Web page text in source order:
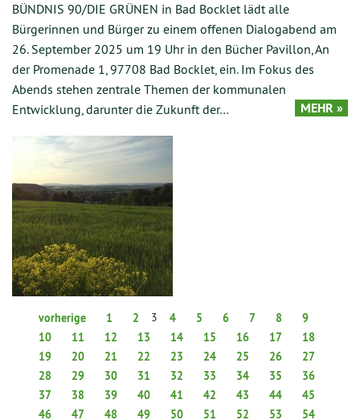
BÜNDNIS 90/DIE GRÜNEN in Bad Bocklet lädt alle
Bürgerinnen und Bürger zu einem offenen Dialogabend am
26. September 2025 um 19 Uhr in den Bücher Pavillon, An
der Promenade 1, 97708 Bad Bocklet, ein. Im Fokus des
Abends stehen zentrale Themen der kommunalen
Entwicklung, darunter die Zukunft der…
MEHR »
vorherige 1 2 3 4 5 6 7 8
9
10
11 12 13 14 15 16 17
18
19
20 21 22 23 24 25 26
27
28
29 30 31 32 33 34 35
36
37
38 39 40 41 42 43 44
45
46
47 48 49 50 51 52 53 54